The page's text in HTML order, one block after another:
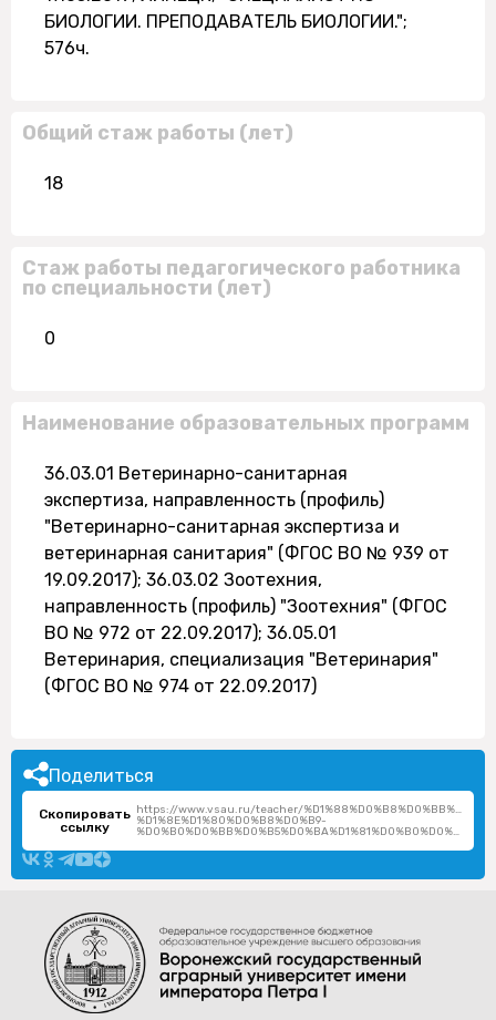
БИОЛОГИИ. ПРЕПОДАВАТЕЛЬ БИОЛОГИИ.";
576ч.
Общий стаж работы (лет)
18
Стаж работы педагогического работника
по специальности (лет)
0
Наименование образовательных программ
36.03.01 Ветеринарно-санитарная
экспертиза, направленность (профиль)
"Ветеринарно-санитарная экспертиза и
ветеринарная санитария" (ФГОС ВО № 939 от
19.09.2017); 36.03.02 Зоотехния,
направленность (профиль) "Зоотехния" (ФГОС
ВО № 972 от 22.09.2017); 36.05.01
Ветеринария, специализация "Ветеринария"
(ФГОС ВО № 974 от 22.09.2017)
Поделиться
Скопировать
ссылку
https://www.vsau.ru/teacher/
%D1%8E%D1%80%D0%B8%D0%B9-
%D0%B0%D0%BB%D0%B5%D0%BA%D1%81%D0%B0%D0%BD%D0%B4%D1%80%D0%BE%D0%B2%D0%B8%D1%87/